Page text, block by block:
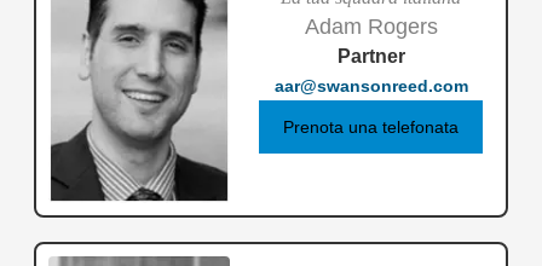
Adam Rogers
Partner
aar@swansonreed.com
Prenota una telefonata